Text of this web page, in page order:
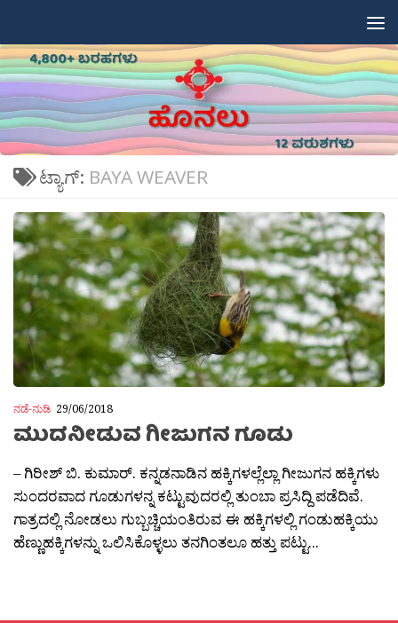
ಟ್ಯಾಗ್: BAYA WEAVER
ನಡೆ-ನುಡಿ 29/06/2018
ಮುದನೀಡುವ ಗೀಜುಗನ ಗೂಡು
– ಗಿರೀಶ್ ಬಿ. ಕುಮಾರ್. ಕನ್ನಡನಾಡಿನ ಹಕ್ಕಿಗಳಲ್ಲೆಲ್ಲಾ ಗೀಜುಗನ ಹಕ್ಕಿಗಳು
ಸುಂದರವಾದ ಗೂಡುಗಳನ್ನ ಕಟ್ಟುವುದರಲ್ಲಿ ತುಂಬಾ ಪ್ರಸಿದ್ದಿ ಪಡೆದಿವೆ.
ಗಾತ್ರದಲ್ಲಿ ನೋಡಲು ಗುಬ್ಬಚ್ಚಿಯಂತಿರುವ ಈ ಹಕ್ಕಿಗಳಲ್ಲಿ ಗಂಡುಹಕ್ಕಿಯು
ಹೆಣ್ಣುಹಕ್ಕಿಗಳನ್ನು ಒಲಿಸಿಕೊಳ್ಳಲು ತನಗಿಂತಲೂ ಹತ್ತು ಪಟ್ಟು...